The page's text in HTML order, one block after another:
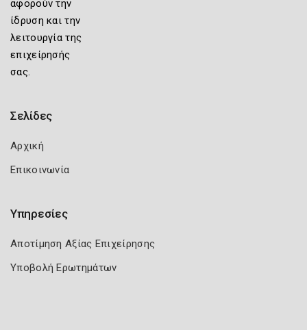
αφορούν την
ίδρυση και την
λειτουργία της
επιχείρησής
σας.
Σελίδες
Αρχική
Επικοινωνία
Υπηρεσίες
Αποτίμηση Αξίας Επιχείρησης
Υποβολή Ερωτημάτων